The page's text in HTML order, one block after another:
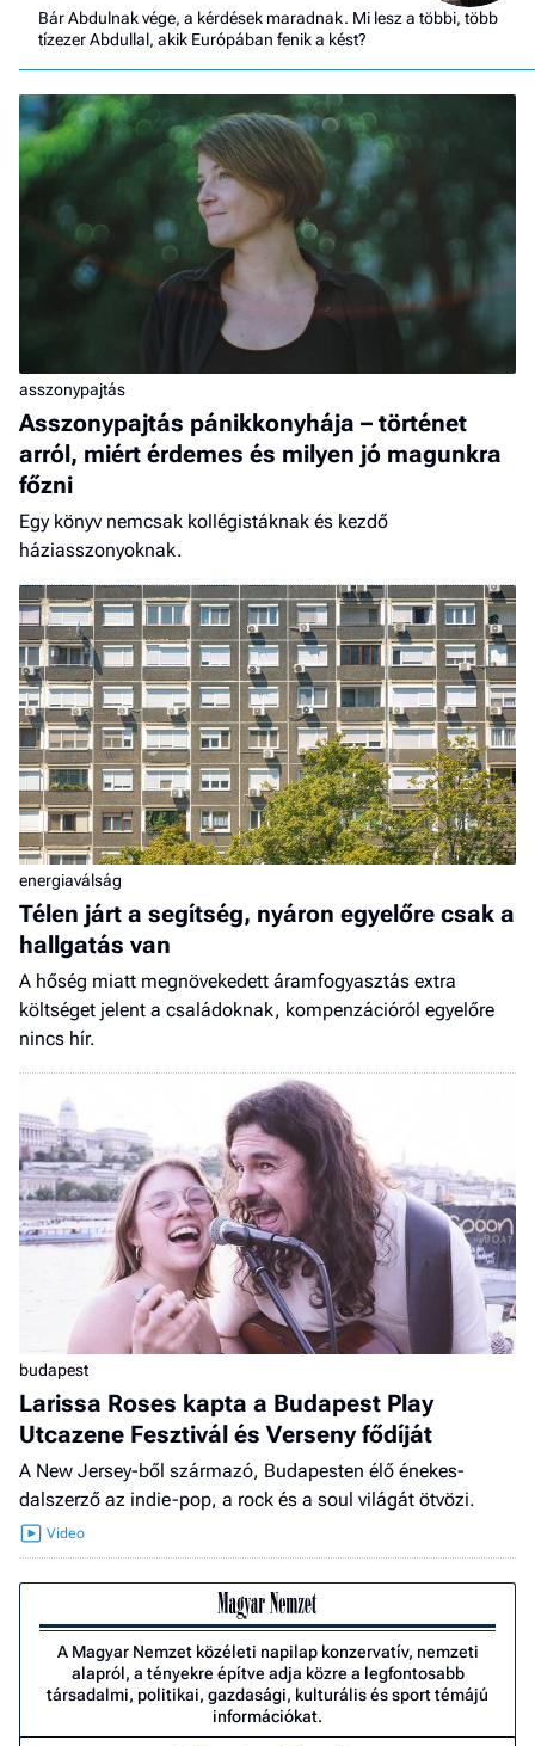
Bár Abdulnak vége, a kérdések maradnak. Mi lesz a többi, több
tízezer Abdullal, akik Európában fenik a kést?
asszonypajtás
Asszonypajtás pánikkonyhája – történet
arról, miért érdemes és milyen jó magunkra
főzni
Egy könyv nemcsak kollégistáknak és kezdő
háziasszonyoknak.
energiaválság
Télen járt a segítség, nyáron egyelőre csak a
hallgatás van
A hőség miatt megnövekedett áramfogyasztás extra
költséget jelent a családoknak, kompenzációról egyelőre
nincs hír.
budapest
Larissa Roses kapta a Budapest Play
Utcazene Fesztivál és Verseny fődíját
A New Jersey-ből származó, Budapesten élő énekes-
dalszerző az indie-pop, a rock és a soul világát ötvözi.
A Magyar Nemzet közéleti napilap konzervatív, nemzeti
alapról, a tényekre építve adja közre a legfontosabb
társadalmi, politikai, gazdasági, kulturális és sport témájú
információkat.